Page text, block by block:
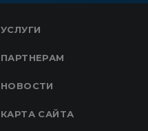
УСЛУГИ
ПАРТНЕРАМ
НОВОСТИ
КАРТА САЙТА